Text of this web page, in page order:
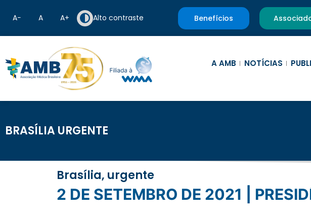
A− A A+ Alto contraste Benefícios
A AMB NOTÍCIAS
BRASÍLIA URGENTE
Brasília, urgente
2 DE SETEMBRO DE 2021 |